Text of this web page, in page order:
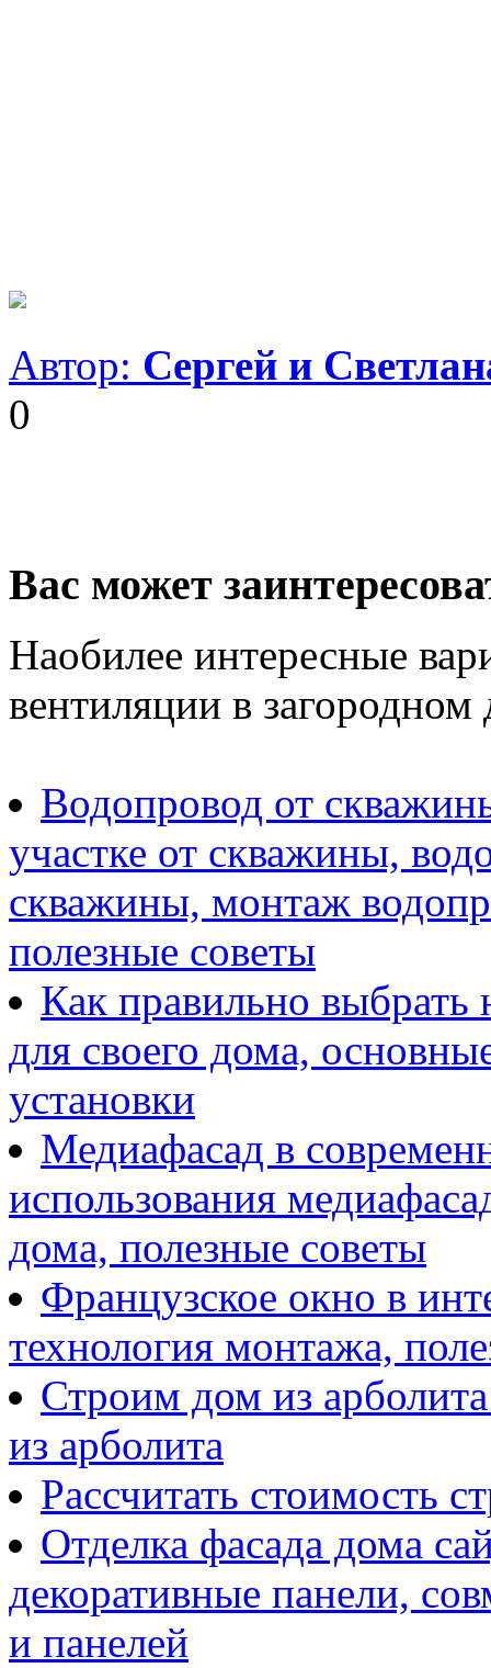
Автор: Сергей и
0
Вас может
Наобилее интересные
вентиляции в загородном
Водопровод от
участке от скважины,
скважины, монтаж
полезные советы
Как правильно
для своего дома,
установки
Медиафасад в
использования
дома, полезные советы
Французское окно в
технология монтажа,
Строим дом из
из арболита
Рассчитать стоимость
Отделка фасада дома
декоративные панели,
и панелей